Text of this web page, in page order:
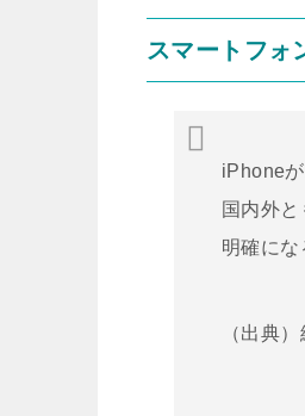
スマートフォ
iPhone
国内外
明確にな
（出典